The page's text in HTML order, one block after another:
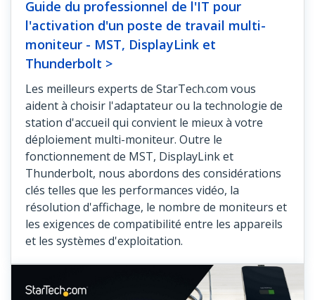
Guide du professionnel de l'IT pour
l'activation d'un poste de travail multi-
moniteur - MST, DisplayLink et
Thunderbolt >
Les meilleurs experts de StarTech.com vous
aident à choisir l'adaptateur ou la technologie de
station d'accueil qui convient le mieux à votre
déploiement multi-moniteur. Outre le
fonctionnement de MST, DisplayLink et
Thunderbolt, nous abordons des considérations
clés telles que les performances vidéo, la
résolution d'affichage, le nombre de moniteurs et
les exigences de compatibilité entre les appareils
et les systèmes d'exploitation.